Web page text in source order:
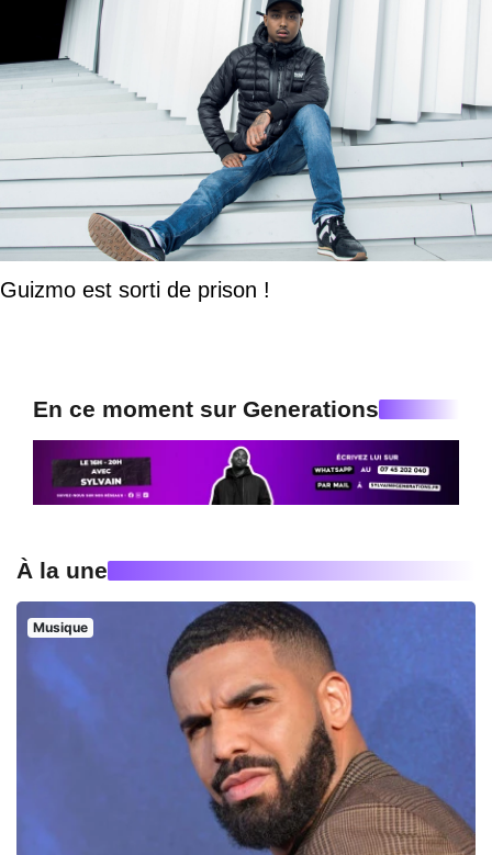
Guizmo est sorti de prison !
En ce moment sur Generations
À la une
Musique